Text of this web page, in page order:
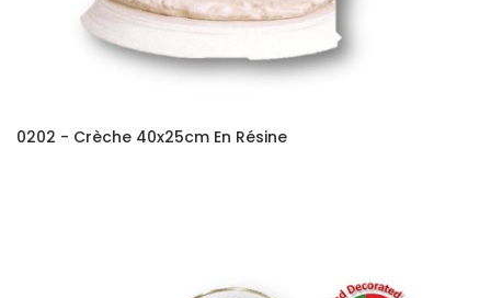
0202 - Crèche 40x25cm En Résine